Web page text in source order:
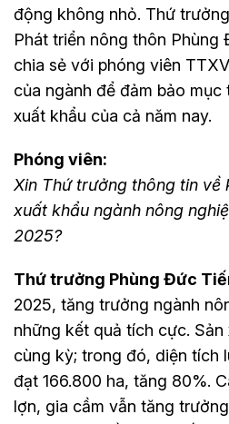
động không nhỏ. Thứ trưởng
Phát triển nông thôn
chia sẻ với phóng viên
của ngành để đảm bảo
xuất khẩu của cả năm nay.
Phóng viên:
Xin Thứ trưởng thông tin về
xuất khẩu ngành nông
2025?
Thứ trưởng Phùng Đức
2025, tăng trưởng ngành
những kết quả tích cực.
cùng kỳ; trong đó, diện tích
đạt 166.800 ha, tăng 80%.
lợn, gia cầm vẫn tăng